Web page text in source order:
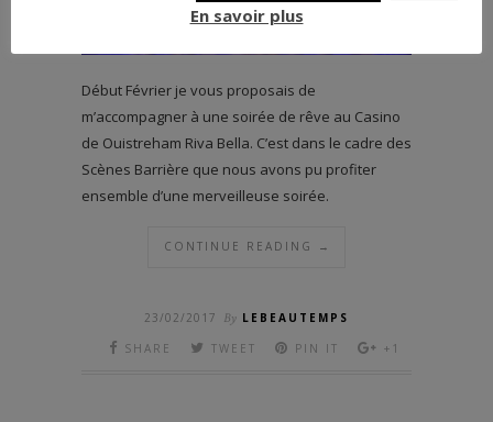
Début Février je vous proposais de
m’accompagner à une soirée de rêve au Casino
de Ouistreham Riva Bella. C’est dans le cadre des
Scènes Barrière que nous avons pu profiter
ensemble d’une merveilleuse soirée.
CONTINUE READING →
23/02/2017 By LEBEAUTEMPS
SHARE
TWEET PIN IT +1
En savoir plus